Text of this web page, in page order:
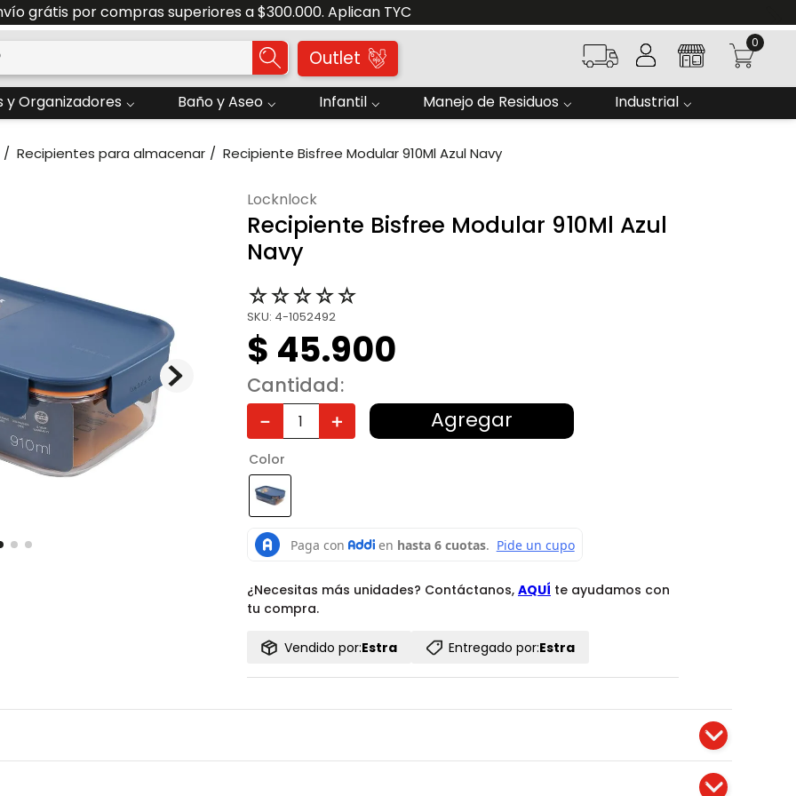
grátis por compras superiores a $300.000. Aplican TYC
Outlet
0
y Organizadores Baño y Aseo Infantil Manejo de Residuos Industrial
Recipientes para almacenar Recipiente Bisfree Modular 910Ml Azul Navy
locknlock
Recipiente Bisfree Modular 910Ml Azul
Navy
☆☆☆☆☆
SKU: 4-1052492
$ 45.900
Cantidad
＋
－ Agregar
Color
¿Necesitas más unidades? Contáctanos, AQUÍ te ayudamos con
tu compra.
Vendido por:Estra Entregado por:Estra